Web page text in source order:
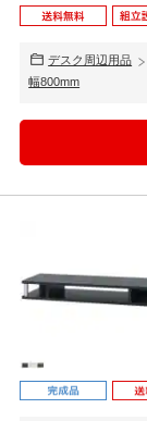
デスク周辺用品
幅800mm